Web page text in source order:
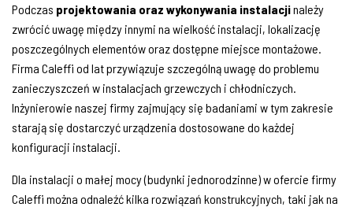
Podczas projektowania oraz wykonywania instalacjinależy
zwrócić uwagę między innymi na wielkość instalacji, lokalizację
poszczególnych elementów oraz dostępne miejsce montażowe.
Firma Caleffi od lat przywiązuje szczególną uwagę do problemu
zanieczyszczeń w instalacjach grzewczych i chłodniczych.
Inżynierowie naszej firmy zajmujący się badaniami w tym zakresie
starają się dostarczyć urządzenia dostosowane do każdej
konfiguracji instalacji.
Dla instalacji o małej mocy (budynki jednorodzinne) w ofercie firmy
Caleffi można odnaleźć kilka rozwiązań konstrukcyjnych, taki jak na